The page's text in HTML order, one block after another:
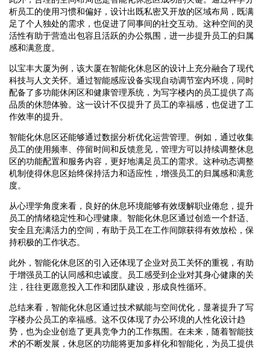
析员工的使用习惯和偏好，设计出既私密又开放的区域布局，既满
足了个人独处的需求，也促进了同事间的社交互动。这种空间的灵
活性有助于营造出包容且活跃的办公氛围，进一步提升员工的归属
感和满意度。
以宝丰大厦为例，该大厦在智能化休息区的设计上充分融合了现代
科技与人文关怀。通过智能感应设备实现自动调节室内环境，同时
配备了多功能休闲区和健康管理系统，为写字楼内的员工提供了高
品质的休憩体验。这一设计不仅提升了员工的幸福感，也促进了工
作效率的提升。
智能化休息区还能够通过数据分析优化运营管理。例如，通过收集
员工的使用频率、停留时间和反馈意见，管理方可以持续调整休息
区的功能配置和服务内容，更好地满足员工的需求。这种动态调整
机制使得休息区始终保持活力和适应性，增强员工的归属感和满意
度。
从心理学角度来看，良好的休息环境能够有效缓解职业倦怠，提升
员工的情绪稳定性和心理健康。智能化休息区通过创造一个舒适、
安全且充满活力的空间，有助于员工在工作间隙获得有效放松，保
持积极的工作状态。
此外，智能化休息区的引入还体现了企业对员工关怀的重视，有助
于增强员工的认同感和忠诚度。员工感受到企业对其身心健康的关
注，往往更愿意投入工作和团队建设，形成良性循环。
总结来看，智能化休息区通过技术赋能与空间优化，显著提升了写
字楼办公员工的幸福感。这不仅体现了办公环境的人性化设计趋
势，也为企业创造了更具竞争力的工作氛围。在未来，随着智能技
术的不断发展，休息区的功能将更加多样化和智能化，为员工提供